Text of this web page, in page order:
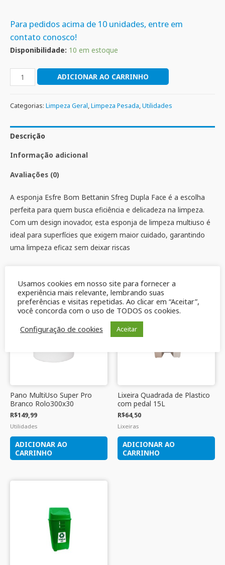
Para pedidos acima de 10 unidades, entre em
contato conosco!
Disponibilidade: 10 em estoque
ADICIONAR AO CARRINHO
Categorias: Limpeza Geral,Limpeza Pesada,Utilidades
Descrição
Informação adicional
Avaliações (0)
A esponja Esfre Bom Bettanin Sfreg Dupla Face é a escolha
perfeita para quem busca eficiência e delicadeza na limpeza.
Com um design inovador, esta esponja de limpeza multiuso é
ideal para superfícies que exigem maior cuidado, garantindo
uma limpeza eficaz sem deixar riscas
Pano MultiUso Super Pro
Branco Rolo300x30
R$149,99
Utilidades
ADICIONAR AO
CARRINHO
Lixeira Quadrada de Plastico
com pedal 15L
R$64,50
Lixeiras
ADICIONAR AO
CARRINHO
Usamos cookies em nosso site para fornecer a
experiência mais relevante, lembrando suas
preferências e visitas repetidas. Ao clicar em “Aceitar”,
você concorda com o uso de TODOS os cookies.
Configuração de cookies
Aceitar